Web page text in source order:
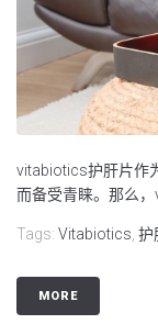
vitabiotics护肝片作
而备受青睐。那么，
Tags: Vitabiotics 护
MORE